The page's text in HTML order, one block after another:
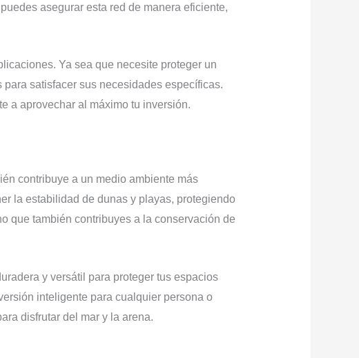
asegurar esta red de manera eficiente,
Ya sea que necesite proteger un
satisfacer sus necesidades específicas.
a aprovechar al máximo tu inversión.
contribuye a un medio ambiente más
la estabilidad de dunas y playas, protegiendo
que también contribuyes a la conservación de
y versátil para proteger tus espacios
inteligente para cualquier persona o
disfrutar del mar y la arena.